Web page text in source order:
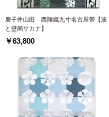
鹿子井山田 西陣織九寸名古屋帯【波
と壁画サカナ】
￥63,800